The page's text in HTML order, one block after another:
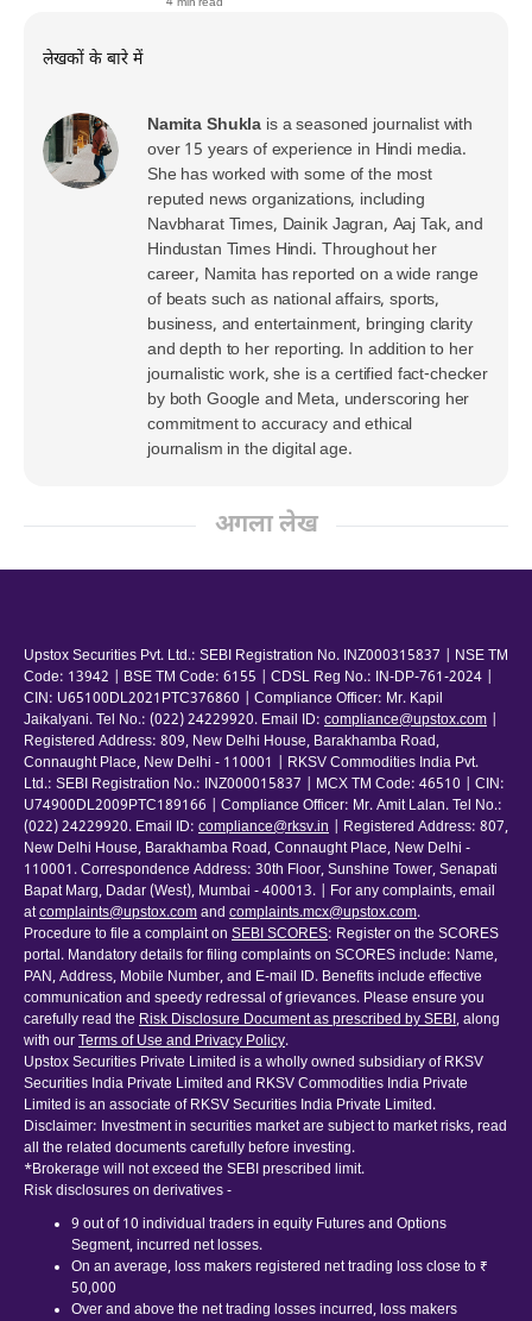
लेखकों के बारे में
Namita Shukla is a seasoned journalist with
over 15 years of experience in Hindi media.
She has worked with some of the most
reputed news organizations, including
Navbharat Times, Dainik Jagran, Aaj Tak, and
Hindustan Times Hindi. Throughout her
career, Namita has reported on a wide range
of beats such as national affairs, sports,
business, and entertainment, bringing clarity
and depth to her reporting. In addition to her
journalistic work, she is a certified fact-checker
by both Google and Meta, underscoring her
commitment to accuracy and ethical
journalism in the digital age.
अगला लेख
Upstox Securities Pvt. Ltd.: SEBI Registration No. INZ000315837 | NSE TM
Code: 13942 | BSE TM Code: 6155 | CDSL Reg No.: IN-DP-761-2024 |
CIN: U65100DL2021PTC376860 | Compliance Officer: Mr. Kapil
Jaikalyani. Tel No.: (022) 24229920. Email ID: compliance@upstox.com
Registered Address: 809, New Delhi House, Barakhamba Road,
Connaught Place, New Delhi - 110001 | RKSV Commodities India Pvt.
Ltd.: SEBI Registration No.: INZ000015837 | MCX TM Code: 46510 | CIN:
U74900DL2009PTC189166 | Compliance Officer: Mr. Amit Lalan. Tel No.:
(022) 24229920. Email ID: compliance@rksv.in
| Registered Address: 807,
New Delhi House, Barakhamba Road, Connaught Place, New Delhi -
110001. Correspondence Address: 30th Floor, Sunshine Tower, Senapati
Bapat Marg, Dadar (West), Mumbai - 400013. | For any complaints, email
atcomplaints@upstox.comand complaints.mcx@upstox.com.
Procedure to file a complaint on SEBI SCORES: Register on the SCORES
portal. Mandatory details for filing complaints on SCORES include: Name,
PAN, Address, Mobile Number, and E-mail ID. Benefits include effective
communication and speedy redressal of grievances. Please ensure you
carefully read the Risk Disclosure Document as prescribed by SEBI, along
with ourTerms of Use and Privacy Policy.
Upstox Securities Private Limited is a wholly owned subsidiary of RKSV
Securities India Private Limited and RKSV Commodities India Private
Limited is an associate of RKSV Securities India Private Limited.
Disclaimer: Investment in securities market are subject to market risks, read
all the related documents carefully before investing.
*Brokerage will not exceed the SEBI prescribed limit.
Risk disclosures on derivatives -
9 out of 10 individual traders in equity Futures and Options
Segment, incurred net losses.
On an average, loss makers registered net trading loss close to ₹
50,000
Over and above the net trading losses incurred, loss makers